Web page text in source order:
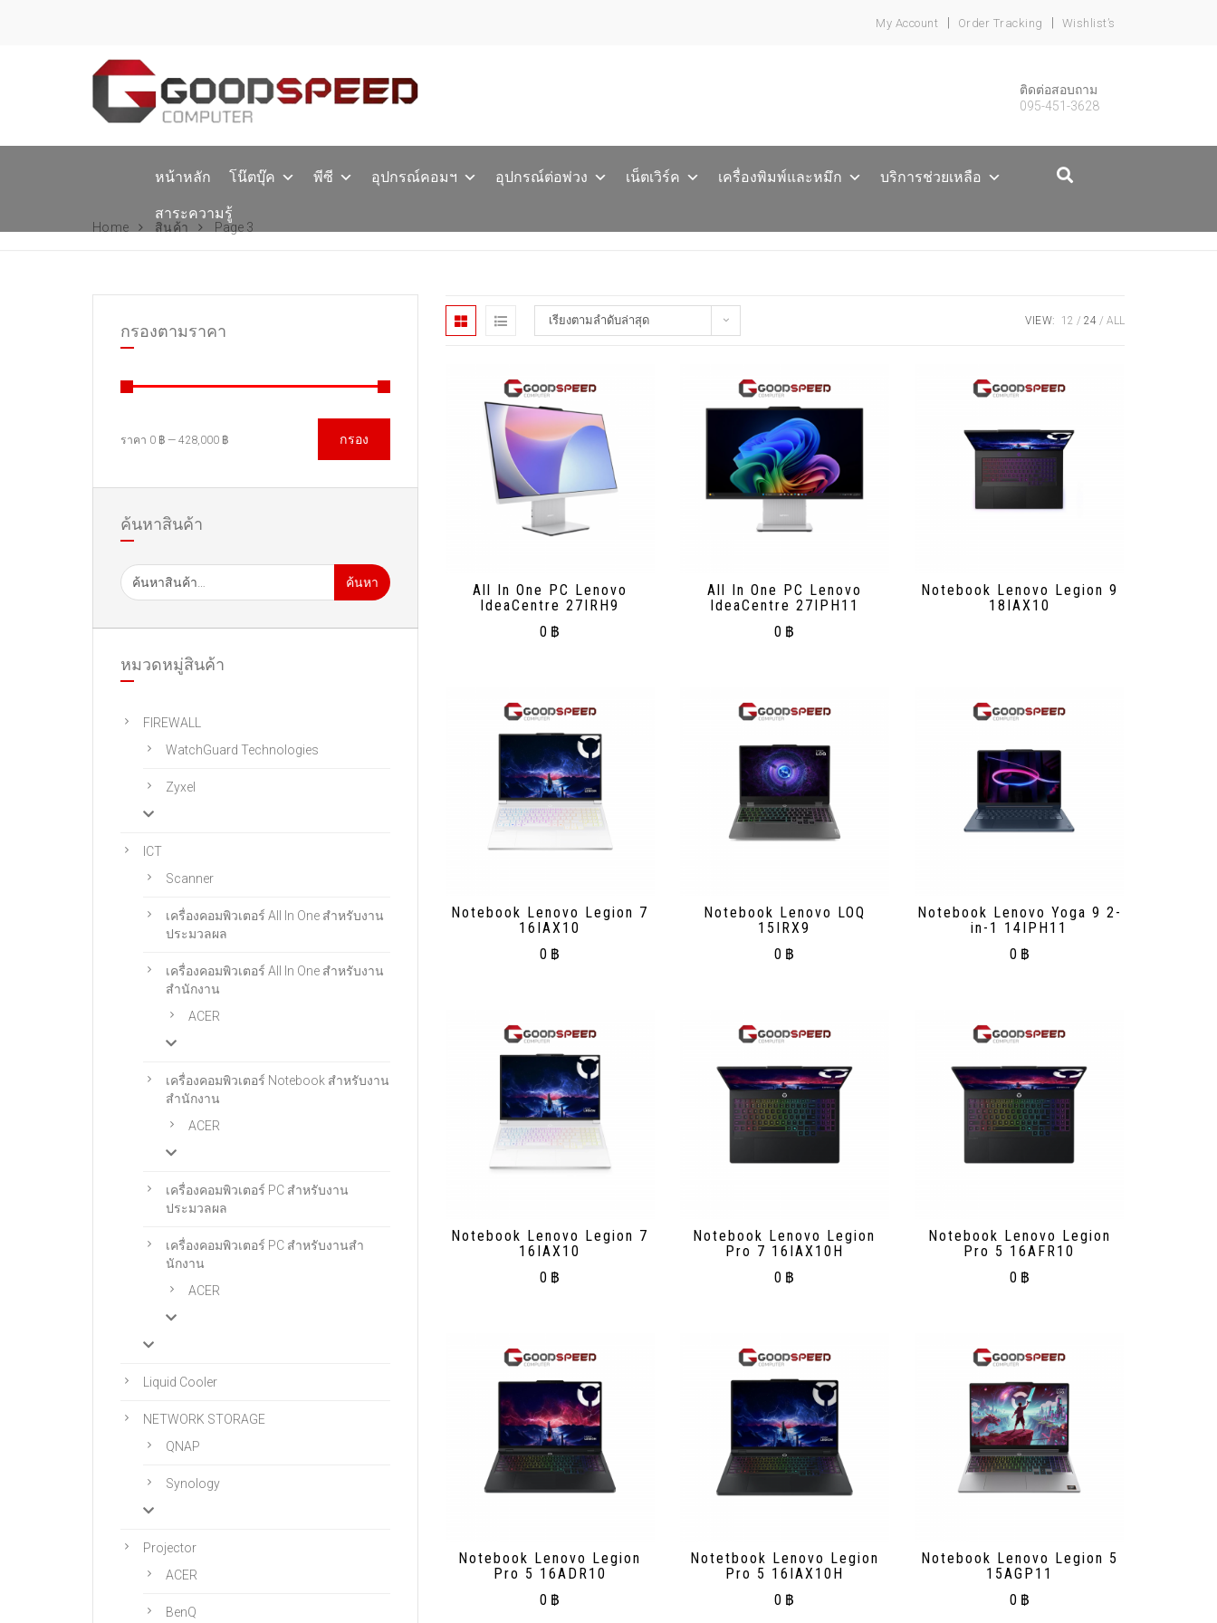
My Account Order Tracking Wishlist’s
ติดต่อสอบถาม
095-451-3628
หน้าหลัก โน๊ตบุ๊ค พีซี อุปกรณ์คอมฯ อุปกรณ์ต่อพ่วง เน็ตเวิร์ค เครื่องพิมพ์และหมึก บริการช่วยเหลือ
สาระความรู้
Home สินค้า Page 3
เรียงตามลำดับล่าสุด VIEW: 12 24 ALL
All In One PC Lenovo
IdeaCentre 27IRH9
0 ฿
All In One PC Lenovo
IdeaCentre 27IPH11
0 ฿
Notebook Lenovo Legion 9
18IAX10
Notebook Lenovo Legion 7
16IAX10
0 ฿
Notebook Lenovo LOQ
15IRX9
0 ฿
Notebook Lenovo Yoga 9 2-
in-1 14IPH11
0 ฿
Notebook Lenovo Legion 7
16IAX10
0 ฿
Notebook Lenovo Legion
Pro 7 16IAX10H
0 ฿
Notebook Lenovo Legion
Pro 5 16AFR10
0 ฿
Notebook Lenovo Legion
Pro 5 16ADR10
0 ฿
Notetbook Lenovo Legion
Pro 5 16IAX10H
0 ฿
Notebook Lenovo Legion 5
15AGP11
0 ฿
กรองตามราคา
กรอง
ราคา 0 ฿ — 428,000 ฿
ค้นหาสินค้า
ค้นหา
หมวดหมู่สินค้า
FIREWALL
WatchGuard Technologies
Zyxel
ICT
Scanner
เครื่องคอมพิวเตอร์ All In One สําหรับงาน
ประมวลผล
เครื่องคอมพิวเตอร์ All In One สําหรับงาน
สํานักงาน
ACER
เครื่องคอมพิวเตอร์ Notebook สําหรับงาน
สํานักงาน
ACER
เครื่องคอมพิวเตอร์ PC สำหรับงาน
ประมวลผล
เครื่องคอมพิวเตอร์ PC สําหรับงานสํา
นักงาน
ACER
Liquid Cooler
NETWORK STORAGE
QNAP
Synology
Projector
ACER
BenQ